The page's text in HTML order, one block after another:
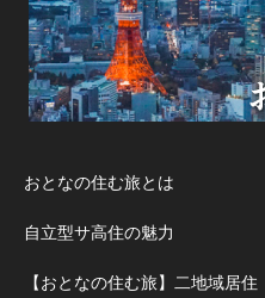
おとなの住む旅とは
自立型サ高住の魅力
【おとなの住む旅】二地域居住